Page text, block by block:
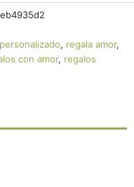
personalizado, regala amor,
con amor, regalos